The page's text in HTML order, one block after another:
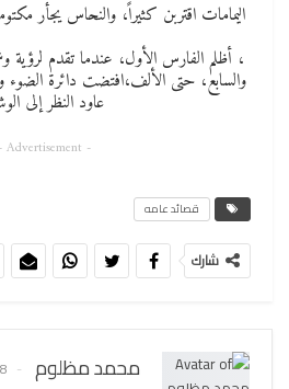
اليمامات اقتربن كثيراً، والنحاس يجأر
، أظلم الفارس الأول، عندما تقدم لرؤية
والسابع، حتى الألف،افتضت دائرة الضوء
عاود النظر إلى
- Advertisement -
قصائد عامه
شارك
محمد مظلوم